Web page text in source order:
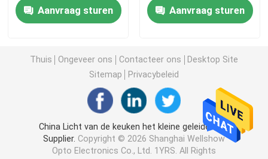
Horizon Lineair Licht
Onder Kabinets LEIDEN Strooklicht
LEIDEN Juwelenlicht
Aanvraag sturen
Lichte Baruitrusting
Aanvraag sturen
Thuis Ongeveer ons Contacteer ons
Desktop Site
Sitemap
Privacybeleid
China Licht van de keuken het kleine geleide buis
Supplier. Copyright © 2026 Shanghai Wellshow
Opto Electronics Co., Ltd. 1YRS. All Rights